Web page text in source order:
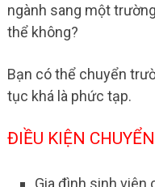
ngành sang một
thể không?
Bạn có thể chuyển
tục khá là phức tạp.
ĐIỀU KIỆN
Gia đình sinh viên